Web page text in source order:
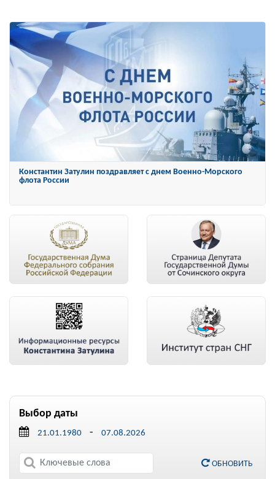
Константин Затулин награжден Орденом «За заслуги перед
Отечеством» IV степени
Выбор даты
-
ОБНОВИТЬ